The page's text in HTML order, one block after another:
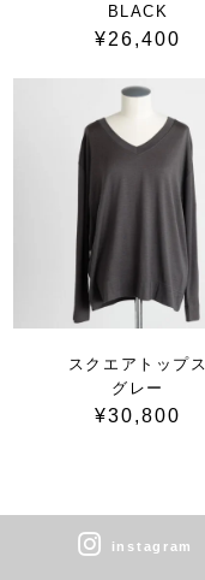
BLACK
¥26,400
スクエアトップス
グレー
¥30,800
instagram